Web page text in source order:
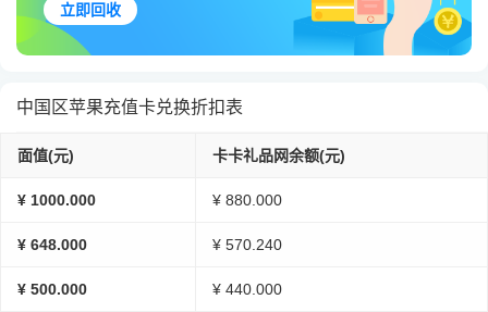
立即回收
中国区苹果充值卡兑换折扣表
面值(元) 卡卡礼品网余额(元)
¥ 1000.000 ¥ 880.000
¥ 648.000 ¥ 570.240
¥ 500.000 ¥ 440.000